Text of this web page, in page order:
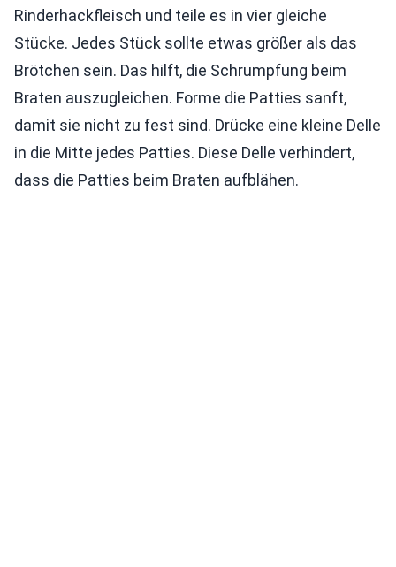
Rinderhackfleisch und teile es in vier gleiche
Stücke. Jedes Stück sollte etwas größer als das
Brötchen sein. Das hilft, die Schrumpfung beim
Braten auszugleichen. Forme die Patties sanft,
damit sie nicht zu fest sind. Drücke eine kleine Delle
in die Mitte jedes Patties. Diese Delle verhindert,
dass die Patties beim Braten aufblähen.